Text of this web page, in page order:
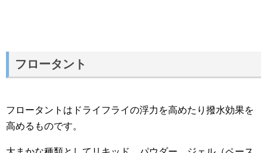
フロータント
フロータントはドライフライの浮力を高めたり撥水効果を
高めるものです。